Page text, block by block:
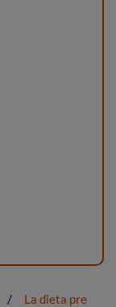
La dieta pre